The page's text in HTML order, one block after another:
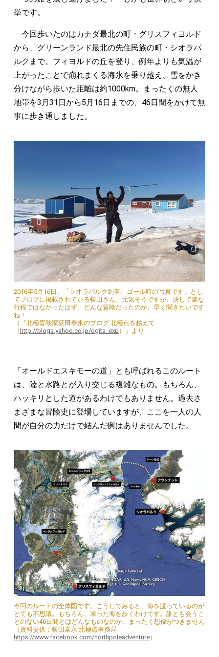
挙です。
今回歩いたのはカナダ最北の町・グリスフィヨルド
から、グリーンランド最北の先住民族の町・シオラパ
ルクまで。フィヨルドの丘を登り、例年よりも気温が
上がったことで崩れまくる海氷を乗り越え、雪をかき
分けながら歩いた距離は約1000km。まったくの無人
地帯を3月31日から5月16日までの、46日間をかけて無
事に歩き通しました。
2016年5月16日、「シオラパルク到着、ゴール時の写真です」とし
てブログに掲載されている荻田さん。元気そうですが、決して楽な
行程ではなかったはず。どんな冒険だったのか、早く聞きたいです
ね！
（『北極冒険家荻田泰永のブログ 北極点を越えて
（ http://blogs.yahoo.co.jp/ogita_exp ）』より
「オールドエスキモーの道」とも呼ばれるこのルート
は、陸と水路とが入り交じる複雑なもの。もちろん、
ハッキリとした道があるわけでもありません。過去さ
まざまな冒険史に登場していますが、ここを一人の人
間が自分の力だけで結んだ例はありませんでした。
今回のルートの全体図です。こうしてみると、海を渡っているのが
とても不思議。もちろん、凍った海を歩くわけです。誰とも会うこ
とのない46日間とはどんなものなのか、まったく想像がつきません
（資料提供：荻田泰永 北極点事務局
https://www.facebook.com/northpoleadventure）